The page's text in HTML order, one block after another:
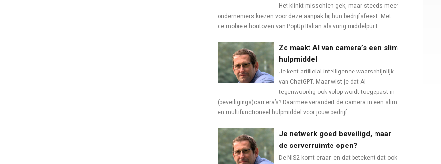
Het klinkt misschien gek, maar steeds meer
ondernemers kiezen voor deze aanpak bij hun bedrijfsfeest. Met
de mobiele houtoven van PopUp Italian als vurig middelpunt.
Zo maakt AI van camera’s een slim
hulpmiddel
Je kent artificial intelligence waarschijnlijk
van ChatGPT. Maar wist je dat AI
tegenwoordig ook volop wordt toegepast in
(beveiligings)camera’s? Daarmee verandert de camera in een slim
en multifunctioneel hulpmiddel voor jouw bedrijf.
Je netwerk goed beveiligd, maar
de serverruimte open?
De NIS2 komt eraan en dat betekent dat ook